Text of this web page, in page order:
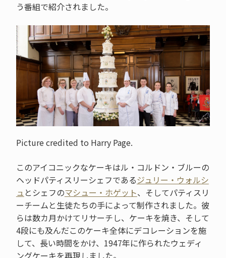
う番組で紹介されました。
Picture credited to Harry Page.
このアイコニックなケーキはル・コルドン・ブルーの
ヘッドパティスリーシェフであるジュリー・ウォルシ
ュ とシェフのマシュー・ホゲット、そしてパティスリ
ーチームと生徒たちの手によって制作されました。彼
らは数カ月かけてリサーチし、ケーキを焼き、そして
4段にも及んだこのケーキ全体にデコレーションを施
して、長い時間をかけ、1947年に作られたウェディ
ングケーキを再現しました。